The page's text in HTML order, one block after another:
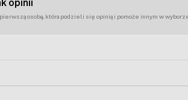
osobą, która podzieli się opinią i pomoże innym w